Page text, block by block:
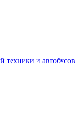
техники и автобусов